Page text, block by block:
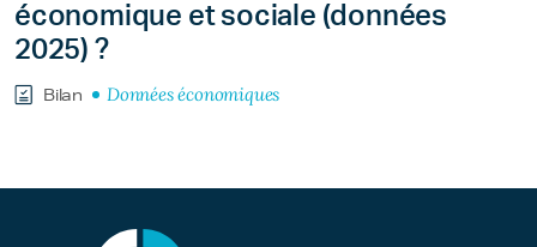
économique et sociale (données
2025) ?
Bilan Données économiques